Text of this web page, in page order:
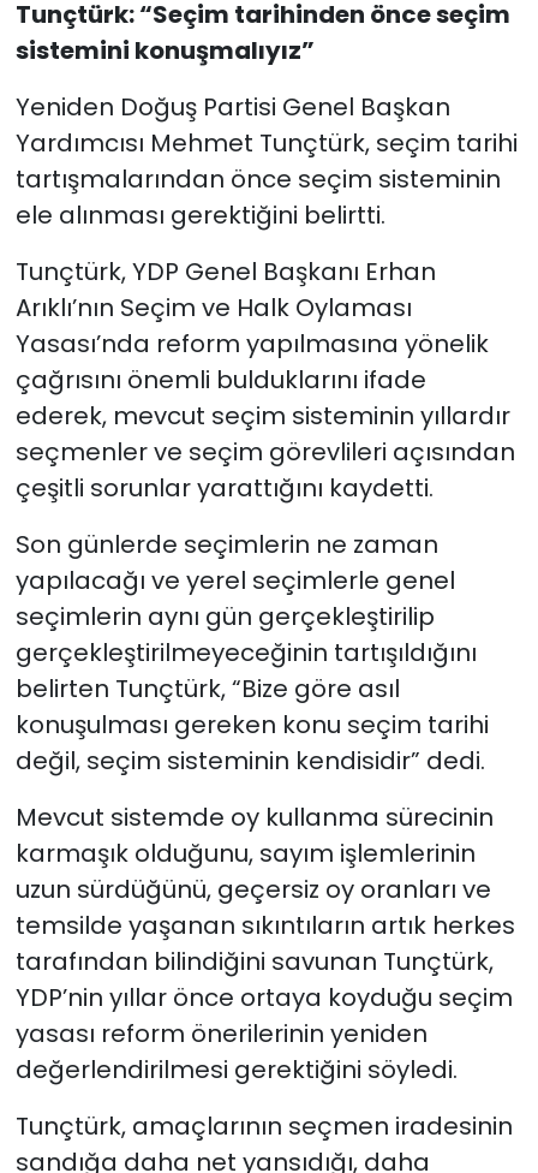
Tunçtürk: “Seçim tarihinden önce seçim
sistemini konuşmalıyız”
Yeniden Doğuş Partisi Genel Başkan
Yardımcısı Mehmet Tunçtürk, seçim tarihi
tartışmalarından önce seçim sisteminin
ele alınması gerektiğini belirtti.
Tunçtürk, YDP Genel Başkanı Erhan
Arıklı’nın Seçim ve Halk Oylaması
Yasası’nda reform yapılmasına yönelik
çağrısını önemli bulduklarını ifade
ederek, mevcut seçim sisteminin yıllardır
seçmenler ve seçim görevlileri açısından
çeşitli sorunlar yarattığını kaydetti.
Son günlerde seçimlerin ne zaman
yapılacağı ve yerel seçimlerle genel
seçimlerin aynı gün gerçekleştirilip
gerçekleştirilmeyeceğinin tartışıldığını
belirten Tunçtürk, “Bize göre asıl
konuşulması gereken konu seçim tarihi
değil, seçim sisteminin kendisidir” dedi.
Mevcut sistemde oy kullanma sürecinin
karmaşık olduğunu, sayım işlemlerinin
uzun sürdüğünü, geçersiz oy oranları ve
temsilde yaşanan sıkıntıların artık herkes
tarafından bilindiğini savunan Tunçtürk,
YDP’nin yıllar önce ortaya koyduğu seçim
yasası reform önerilerinin yeniden
değerlendirilmesi gerektiğini söyledi.
Tunçtürk, amaçlarının seçmen iradesinin
sandığa daha net yansıdığı, daha
SAĞLIK
Spor
Teknoloji
Video Galeri
YAŞAM
Yazarlar